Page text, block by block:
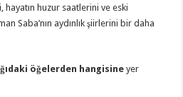
huzur saatlerini ve eski
Saba’nın aydınlık şiirlerini bir daha
öğelerden hangisineyer